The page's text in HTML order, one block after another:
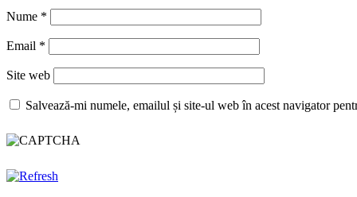
Nume *
Email *
Site web
Salvează-mi numele, emailul și site-ul web în acest navigator